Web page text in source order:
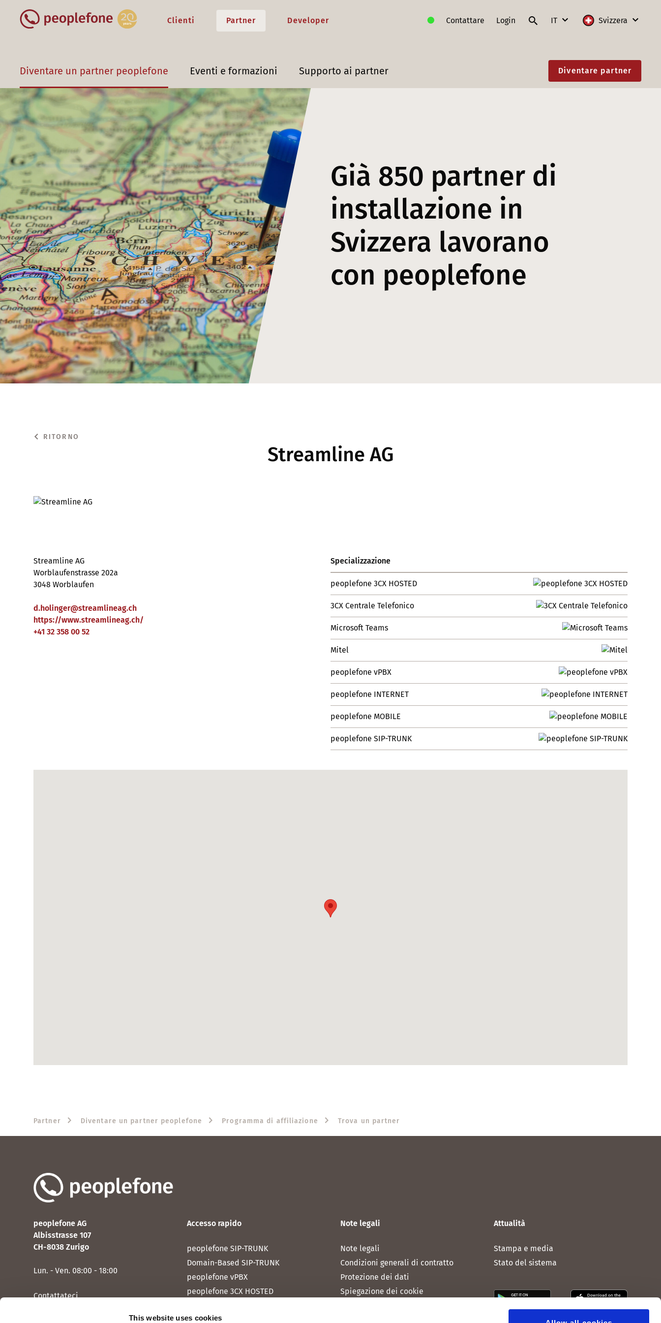
This website uses cookies
Clienti Partner Developer Contattare Login IT
FR
Svizzera
Austria
Diventare un partner peoplefone Eventi e formazioni Supporto ai partner Diventare partner
Già 850 partner di
installazione in
Svizzera lavorano
con peoplefone
RITORNO
Streamline AG
Streamline AG
Worblaufenstrasse 202a
3048 Worblaufen
d.holinger@streamlineag.ch
https://www.streamlineag.ch/
+41 32 358 00 52
Specializzazione
peoplefone 3CX HOSTED
3CX Centrale Telefonico
Microsoft Teams
Mitel
peoplefone vPBX
peoplefone INTERNET
peoplefone MOBILE
peoplefone SIP-TRUNK
Partner Diventare un partner peoplefone Programma di affiliazione Trova un partner
peoplefone AG
Albisstrasse 107
CH-8038 Zurigo
Lun. - Ven. 08:00 - 18:00
Contattateci
Accesso rapido
peoplefone SIP-TRUNK
Domain-Based SIP-TRUNK
peoplefone vPBX
peoplefone 3CX HOSTED
peoplefone RAINBOW HUB
Note legali
Note legali
Condizioni generali di contratto
Protezione dei dati
Spiegazione dei cookie
Attualità
Stampa e media
Stato del sistema